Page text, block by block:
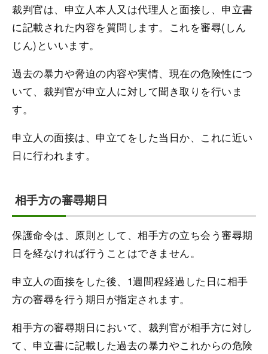
裁判官は、申立人本人又は代理人と面接し、申立書
に記載された内容を質問します。これを審尋(しん
じん)といいます。
過去の暴力や脅迫の内容や実情、現在の危険性につ
いて、裁判官が申立人に対して聞き取りを行いま
す。
申立人の面接は、申立てをした当日か、これに近い
日に行われます。
相手方の審尋期日
保護命令は、原則として、相手方の立ち会う審尋期
日を経なければ行うことはできません。
申立人の面接をした後、1週間程経過した日に相手
方の審尋を行う期日が指定されます。
相手方の審尋期日において、裁判官が相手方に対し
て、申立書に記載した過去の暴力やこれからの危険